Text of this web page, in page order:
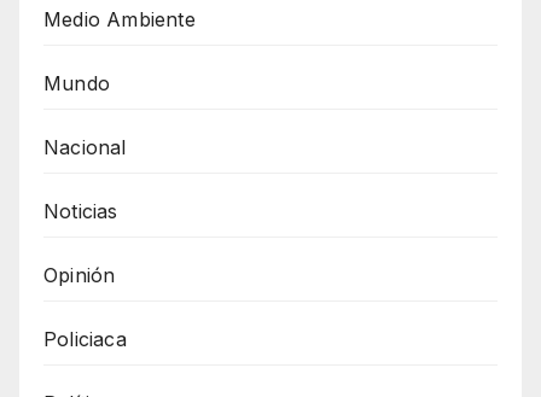
Medio Ambiente
Mundo
Nacional
Noticias
Opinión
Policiaca